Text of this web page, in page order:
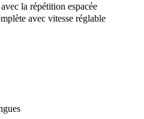
la répétition espacée
avec vitesse réglable